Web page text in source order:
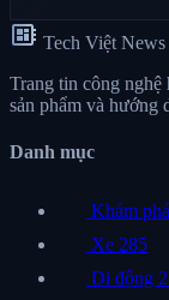
developer_board Tech Việt News
Trang tin công nghệ
sản phẩm và hướng
Danh mục
Khám phá
Xe 285
Di động